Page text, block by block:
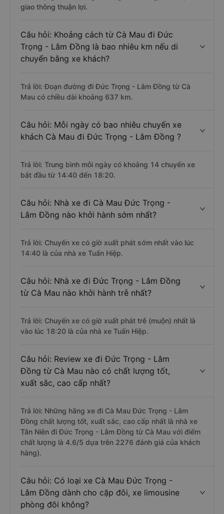
giao thông thuận lợi.
Câu hỏi: Khoảng cách từ Cà Mau đi Đức
Trọng - Lâm Đồng là bao nhiêu km nếu di
chuyển bằng xe khách?
Trả lời: Đoạn đường đi Đức Trọng - Lâm Đồng từ Cà
Mau có chiều dài khoảng 637 km.
Câu hỏi: Mỗi ngày có bao nhiêu chuyến xe
khách Cà Mau đi Đức Trọng - Lâm Đồng ?
Trả lời: Trung bình mỗi ngày có khoảng 14 chuyến xe
bắt đầu từ 14:40 đến 18:20.
Câu hỏi: Nhà xe đi Cà Mau Đức Trọng -
Lâm Đồng nào khởi hành sớm nhất?
Trả lời: Chuyến xe có giờ xuất phát sớm nhất vào lúc
14:40 là của nhà xe Tuấn Hiệp.
Câu hỏi: Nhà xe đi Đức Trọng - Lâm Đồng
từ Cà Mau nào khởi hành trễ nhất?
Trả lời: Chuyến xe có giờ xuất phát trễ (muộn) nhất là
vào lúc 18:20 là của nhà xe Tuấn Hiệp.
Câu hỏi: Review xe đi Đức Trọng - Lâm
Đồng từ Cà Mau nào có chất lượng tốt,
xuất sắc, cao cấp nhất?
Trả lời: Những hãng xe đi Cà Mau Đức Trọng - Lâm
Đồng chất lượng tốt, xuất sắc, cao cấp nhất là nhà xe
Tân Niên đi Đức Trọng - Lâm Đồng từ Cà Mau với điểm
chất lượng là 4.6/5 dựa trên 2276 đánh giá của khách
hàng).
Câu hỏi: Có loại xe Cà Mau Đức Trọng -
Lâm Đồng dành cho cặp đôi, xe limousine
phòng đôi không?